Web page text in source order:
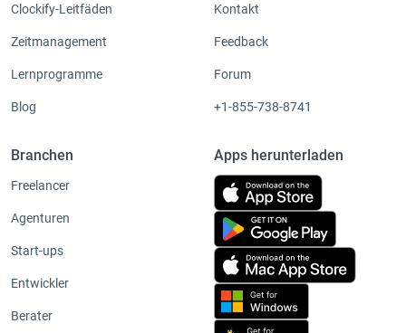
Clockify-Leitfäden
Zeitmanagement
Lernprogramme
Blog
Branchen
Freelancer
Agenturen
Start-ups
Entwickler
Berater
Kontakt
Feedback
Forum
+1-855-738-8741
Apps herunterladen